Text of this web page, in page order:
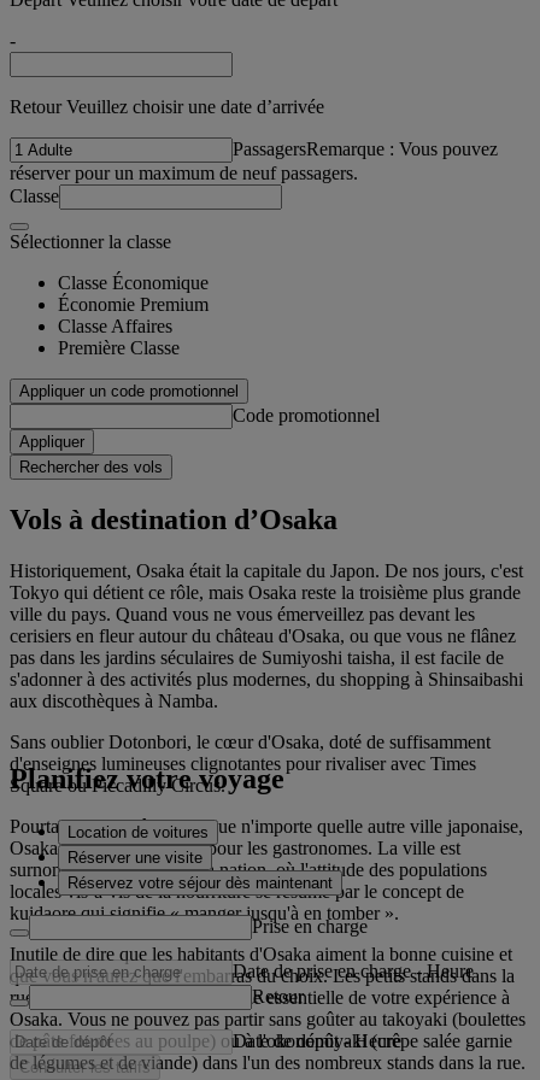
-
Retour Veuillez choisir une date d’arrivée
PassagersRemarque : Vous pouvez
réserver pour un maximum de neuf passagers.
Classe
Sélectionner la classe
Classe Économique
Économie Premium
Classe Affaires
Première Classe
Appliquer un code promotionnel
Code promotionnel
Appliquer
Rechercher des vols
Vols à destination d’Osaka
Historiquement, Osaka était la capitale du Japon. De nos jours, c'est
Tokyo qui détient ce rôle, mais Osaka reste la troisième plus grande
ville du pays. Quand vous ne vous émerveillez pas devant les
cerisiers en fleur autour du château d'Osaka, ou que vous ne flânez
pas dans les jardins séculaires de Sumiyoshi taisha, il est facile de
s'adonner à des activités plus modernes, du shopping à Shinsaibashi
aux discothèques à Namba.
Sans oublier Dotonbori, le cœur d'Osaka, doté de suffisamment
d'enseignes lumineuses clignotantes pour rivaliser avec Times
Square ou Piccadilly Circus.
Pourtant, et peut-être plus que n'importe quelle autre ville japonaise,
Osaka est une destination pour les gastronomes. La ville est
surnommée la cuisine de la nation, où l'attitude des populations
locales vis-à-vis de la nourriture se résume par le concept de
kuidaore qui signifie « manger jusqu'à en tomber ».
Inutile de dire que les habitants d'Osaka aiment la bonne cuisine et
que vous n'aurez que l'embarras du choix. Les petits stands dans la
rue, en particulier, sont une partie essentielle de votre expérience à
Osaka. Vous ne pouvez pas partir sans goûter au takoyaki (boulettes
de pâte fourrées au poulpe) ou à l'okonomiyaki (crêpe salée garnie
de légumes et de viande) dans l'un des nombreux stands dans la rue.
Planifiez votre voyage
Location de voitures
Réserver une visite
Réservez votre séjour dès maintenant
Prise en charge
Date de prise en charge - Heure
Retour
Date de dépôt - Heure
Consulter les tarifs